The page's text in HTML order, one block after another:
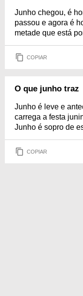
Junho chegou, é
passou e agora é
metade que está
COPIAR
O que junho traz
Junho é leve e
carrega a festa
Junho é sopro de
COPIAR